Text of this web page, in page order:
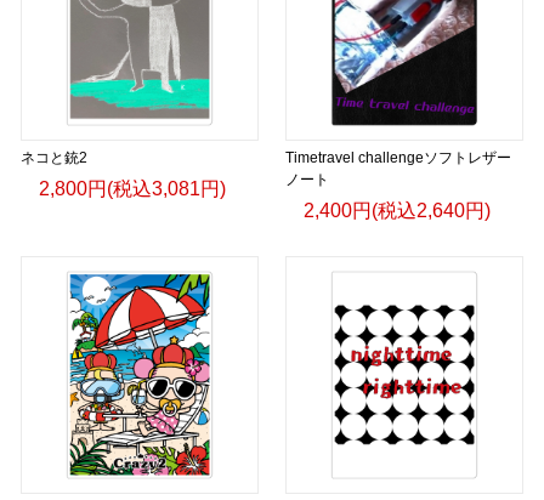
ネコと銃2
2,800円(税込3,081円)
Timetravel challengeソフトレザー
ノート
2,400円(税込2,640円)